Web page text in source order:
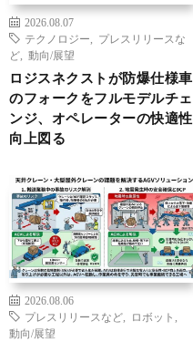
2026.08.07
テクノロジー
プレスリリースな
ど
動向/展望
ロジスネクストが防爆仕様車
のフォークをフルモデルチェ
ンジ、オペレーターの快適性
向上図る
2026.08.06
プレスリリースなど
ロボット
動向/展望